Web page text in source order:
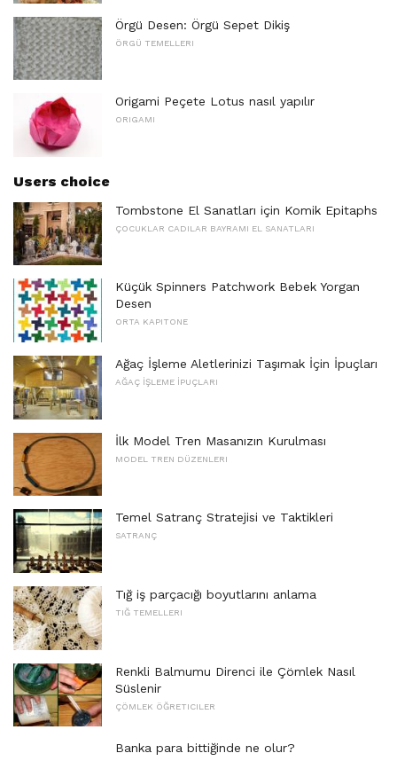
Örgü Desen: Örgü Sepet Dikiş
ÖRGÜ TEMELLERI
Origami Peçete Lotus nasıl yapılır
ORIGAMI
Users choice
Tombstone El Sanatları için Komik Epitaphs
ÇOCUKLAR CADILAR BAYRAMI EL SANATLARI
Küçük Spinners Patchwork Bebek Yorgan
Desen
ORTA KAPITONE
Ağaç İşleme Aletlerinizi Taşımak İçin İpuçları
AĞAÇ İŞLEME İPUÇLARI
İlk Model Tren Masanızın Kurulması
MODEL TREN DÜZENLERI
Temel Satranç Stratejisi ve Taktikleri
SATRANÇ
Tığ iş parçacığı boyutlarını anlama
TIĞ TEMELLERI
Renkli Balmumu Direnci ile Çömlek Nasıl
Süslenir
ÇÖMLEK ÖĞRETICILER
Banka para bittiğinde ne olur?